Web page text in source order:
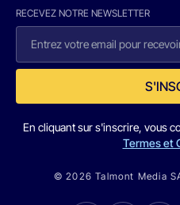
RECEVEZ NOTRE NEWSLETTER
En cliquant sur s'inscrire, vous
Termes et
© 2026 Talmont Media